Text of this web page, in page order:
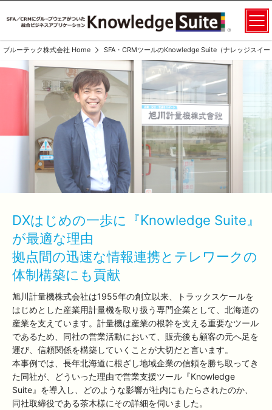
ブルーテック株式会社 Home SFA・CRMツールのKnowledge Suite（ナレッジスイ
DXはじめの一歩に『Knowledge Suite』
が最適な理由
拠点間の迅速な情報連携とテレワークの
体制構築にも貢献
旭川計量機株式会社は1955年の創立以来、トラックスケールを
はじめとした産業用計量機を取り扱う専門企業として、北海道の
産業を支えています。計量機は産業の根幹を支える重要なツール
であるため、同社の営業活動において、販売後も顧客の元へ足を
運び、信頼関係を構築していくことが大切だと言います。
本事例では、長年北海道に根ざし地域企業の信頼を勝ち取ってき
た同社が、どういった理由で営業支援ツール『Knowledge
Suite』を導入し、どのような影響が社内にもたらされたのか、
同社取締役である茶木様にその詳細を伺いました。